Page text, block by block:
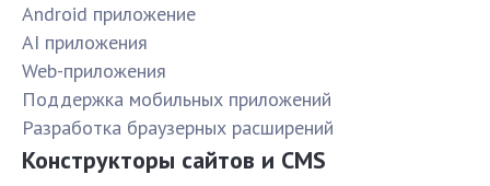
Android приложение
AI приложения
Web-приложения
Поддержка мобильных приложений
Разработка браузерных расширений
Конструкторы сайтов и CMS